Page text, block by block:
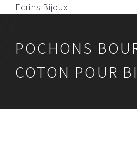
Ecrins Bijoux
POCHONS
COTON POUR